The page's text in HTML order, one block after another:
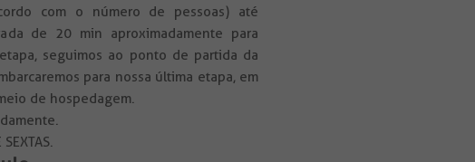
com o número de pessoas) até
de 20 min aproximadamente para
seguimos ao ponto de partida da
para nossa última etapa, em
de hospedagem.
SEXTAS.